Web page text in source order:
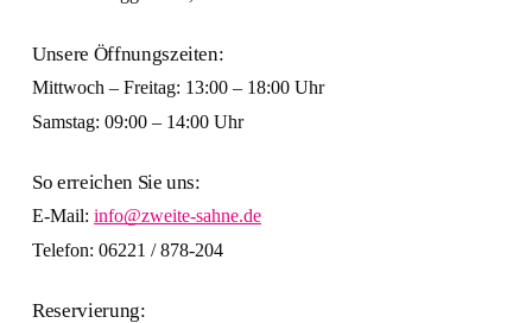
Unsere Öffnungszeiten:
Mittwoch – Freitag: 13:00 – 18:00 Uhr
Samstag: 09:00 – 14:00 Uhr
So erreichen Sie uns:
E-Mail: info@zweite-sahne.de
Telefon: 06221 / 878-204
Reservierung: